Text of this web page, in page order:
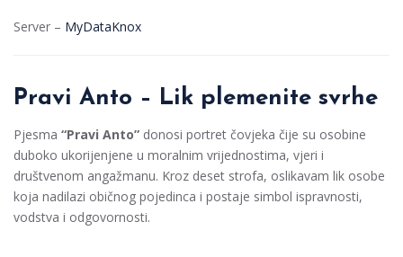
Server – MyDataKnox
Pravi Anto – Lik plemenite svrhe
Pjesma “Pravi Anto” donosi portret čovjeka čije su osobine
duboko ukorijenjene u moralnim vrijednostima, vjeri i
društvenom angažmanu. Kroz deset strofa, oslikavam lik osobe
koja nadilazi običnog pojedinca i postaje simbol ispravnosti,
vodstva i odgovornosti.